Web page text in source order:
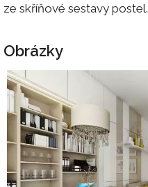
ze skříňové sestavy postel.
Obrázky